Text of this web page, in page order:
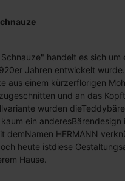
handelt es sich um
Jahren entwickelt
aus einem kürzerflorigen
und an das
wurden
ein
demNamen HERMANN
heute istdiese
Hause.